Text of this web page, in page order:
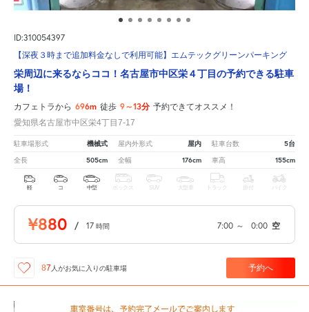
ID:310054397
【深夜３時まで追加料金なしで利用可能】エムテックグリーンパーキング
栄周辺に来るならココ！名古屋市中区栄４丁目の予約できる駐車
場！
カフェトラから 696m 徒歩 9～13分 予約できてオススメ！
愛知県名古屋市中区栄4丁目7-17
駐車場形式 機械式 屋内外形式 屋内 駐車台数 5台
全長 505cm 全幅 176cm 車高 155cm
軽 コ 中型 ボックス SUV 大型車 トラック 原付 バイク
¥880 / 17 時間 7:00 ～ 0:00 空
87 人がお気に入りの駐車場 予約へ